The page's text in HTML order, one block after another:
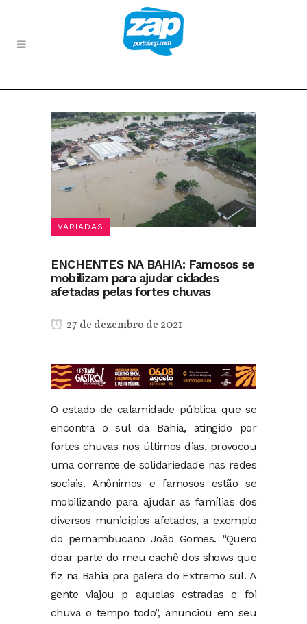
VARIADAS
ENCHENTES NA BAHIA: Famosos se
mobilizam para ajudar cidades
afetadas pelas fortes chuvas
27 de dezembro de 2021
O estado de calamidade pública que se
encontra o sul da Bahia, atingido por
fortes chuvas nos últimos dias, provocou
uma corrente de solidariedade nas redes
sociais. Anônimos e famosos estão se
mobilizando para ajudar as famílias dos
diversos municípios afetados, a exemplo
do pernambucano João Gomes. “Quero
doar parte do meu cachê dos shows que
fiz na Bahia pra galera do Extremo sul. A
gente viajou p aquelas estradas e foi
chuva o tempo todo”, anunciou em seu